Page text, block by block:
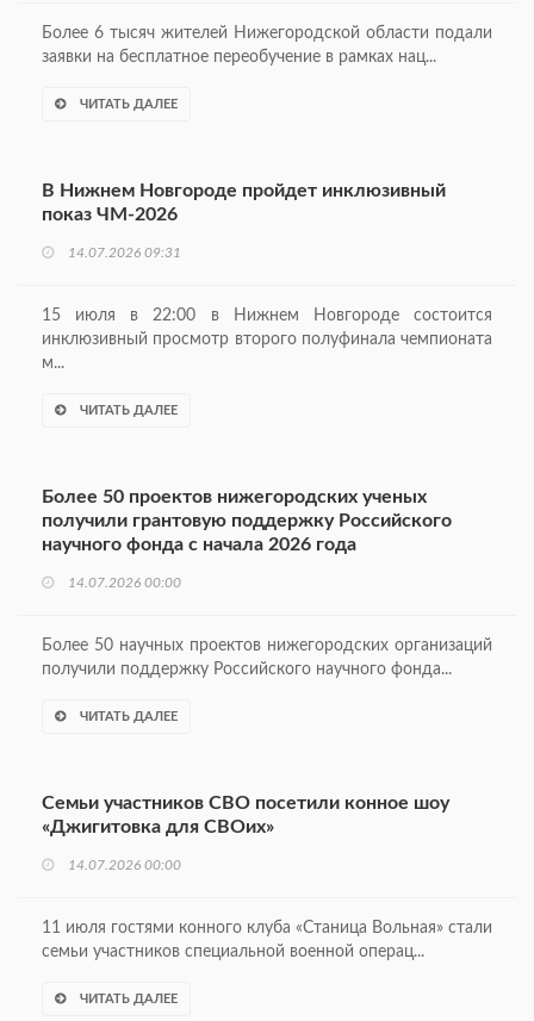
Более 6 тысяч жителей Нижегородской области подали
заявки на бесплатное переобучение в рамках нац...
ЧИТАТЬ ДАЛЕЕ
В Нижнем Новгороде пройдет инклюзивный
показ ЧМ-2026
14.07.2026 09:31
15 июля в 22:00 в Нижнем Новгороде состоится
инклюзивный просмотр второго полуфинала чемпионата
м...
ЧИТАТЬ ДАЛЕЕ
Более 50 проектов нижегородских ученых
получили грантовую поддержку Российского
научного фонда с начала 2026 года
14.07.2026 00:00
Более 50 научных проектов нижегородских организаций
получили поддержку Российского научного фонда...
ЧИТАТЬ ДАЛЕЕ
Семьи участников СВО посетили конное шоу
«Джигитовка для СВОих»
14.07.2026 00:00
11 июля гостями конного клуба «Станица Вольная» стали
семьи участников специальной военной операц...
ЧИТАТЬ ДАЛЕЕ